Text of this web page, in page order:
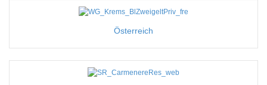
Österreich